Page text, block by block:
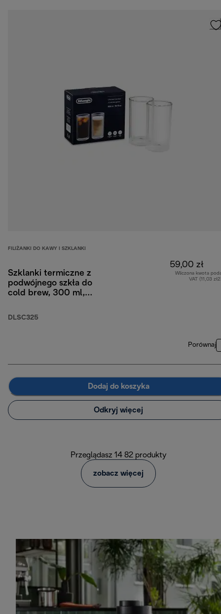
FILIŻANKI DO KAWY I SZKLANKI
Szklanki termiczne z
podwójnego szkła do
cold brew, 300 ml,
DLSC325
59,00 zł
Wliczona kwota
VAT (11,03
Porównaj
Dodaj do koszyka
Odkryj więcej
Przeglądasz 14 82 produkty
zobacz więcej